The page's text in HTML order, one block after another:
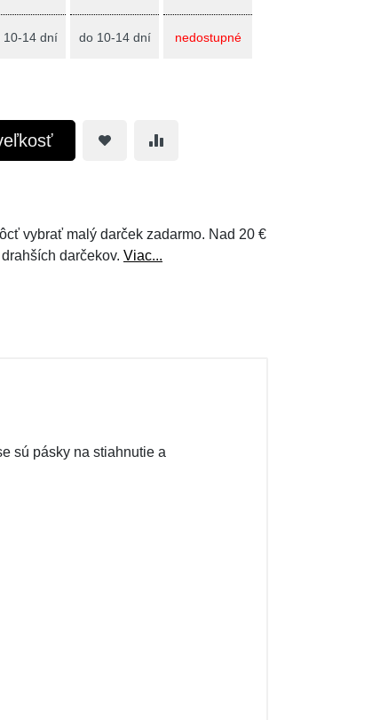
10-14 dní do 10-14 dní nedostupné
vybrať malý darček zadarmo. Nad 20 €
darčekov. Viac...
sú pásky na stiahnutie a